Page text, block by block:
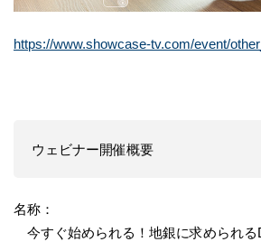
https://www.showcase-tv.com/event/
ウェビナー開催概要
名称：
今すぐ始められる！地銀に求められる